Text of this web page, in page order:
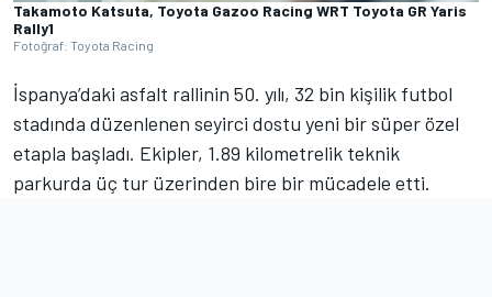
Takamoto Katsuta, Toyota Gazoo Racing WRT Toyota GR Yaris
Rally1
Fotoğraf: Toyota Racing
İspanya’daki asfalt rallinin 50. yılı, 32 bin kişilik futbol
stadında düzenlenen seyirci dostu yeni bir süper özel
etapla başladı. Ekipler, 1.89 kilometrelik teknik
parkurda üç tur üzerinden bire bir mücadele etti.